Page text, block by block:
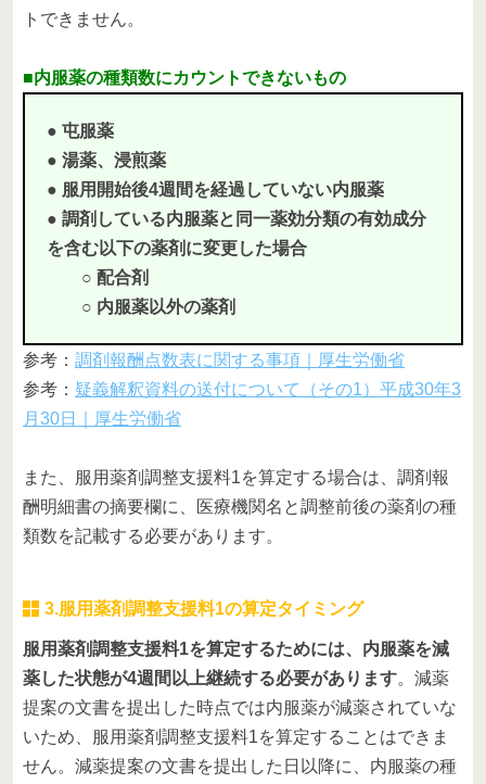
トできません。
■内服薬の種類数にカウントできないもの
● 屯服薬
● 湯薬、浸煎薬
● 服用開始後4週間を経過していない内服薬
● 調剤している内服薬と同一薬効分類の有効成分
を含む以下の薬剤に変更した場合
○ 配合剤
○ 内服薬以外の薬剤
参考： 調剤報酬点数表に関する事項｜厚生労働省
参考： 疑義解釈資料の送付について（その1）平成30年3
月30日｜厚生労働省
また、服用薬剤調整支援料1を算定する場合は、調剤報
酬明細書の摘要欄に、医療機関名と調整前後の薬剤の種
類数を記載する必要があります。
3.服用薬剤調整支援料1の算定タイミング
服用薬剤調整支援料1を算定するためには、内服薬を減
薬した状態が4週間以上継続する必要があります。減薬
提案の文書を提出した時点では内服薬が減薬されていな
いため、服用薬剤調整支援料1を算定することはできま
せん。減薬提案の文書を提出した日以降に、内服薬の種